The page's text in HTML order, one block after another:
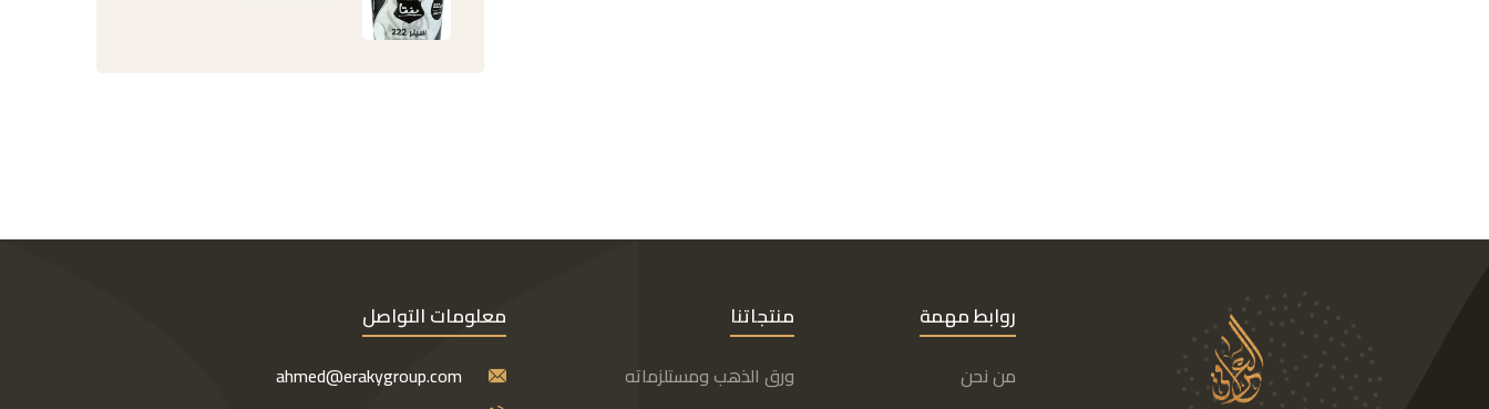
روابط مهمة
من نحن
منتجاتنا
ورق الذهب ومستلزماته
معلومات التواصل
ahmed@erakygroup.com